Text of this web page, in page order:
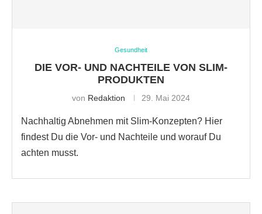
Gesundheit
DIE VOR- UND NACHTEILE VON SLIM-
PRODUKTEN
von Redaktion 29. Mai 2024
Nachhaltig Abnehmen mit Slim-Konzepten? Hier
findest Du die Vor- und Nachteile und worauf Du
achten musst.